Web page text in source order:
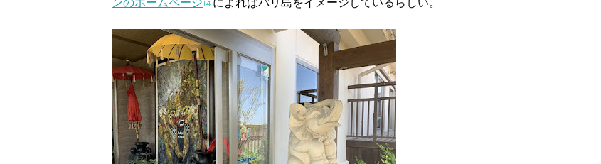
ンのホームページ
によればバリ島をイメージしているらしい。